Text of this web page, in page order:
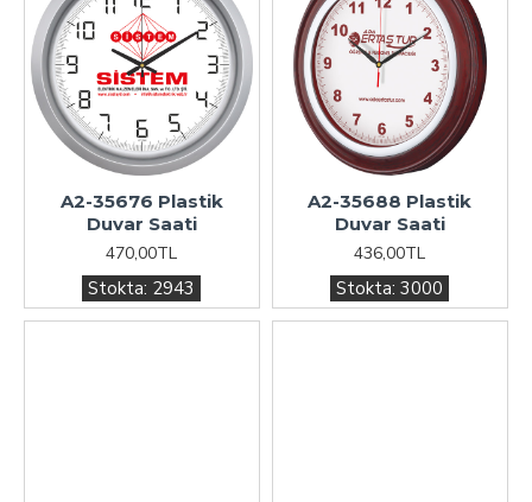
Stokta: 2943
A2-35676 Plastik
Duvar Saati
470,00TL
Stokta: 3000
A2-35688 Plastik
Duvar Saati
436,00TL